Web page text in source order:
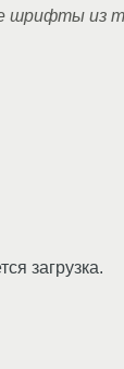
шрифты из
загрузка.